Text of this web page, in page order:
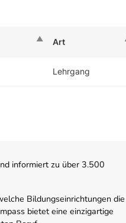
Art
Lehrgang
informiert zu über 3.500
Bildungseinrichtungen die
bietet eine einzigartige